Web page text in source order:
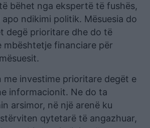
bëhet nga ekspertë të fushës,
ndikimi politik. Mësuesia do
degë prioritare dhe do të
mbështetje financiare për
me investime prioritare degët e
informacionit. Ne do ta
arsimor, në një arenë ku
qytetarë të angazhuar,